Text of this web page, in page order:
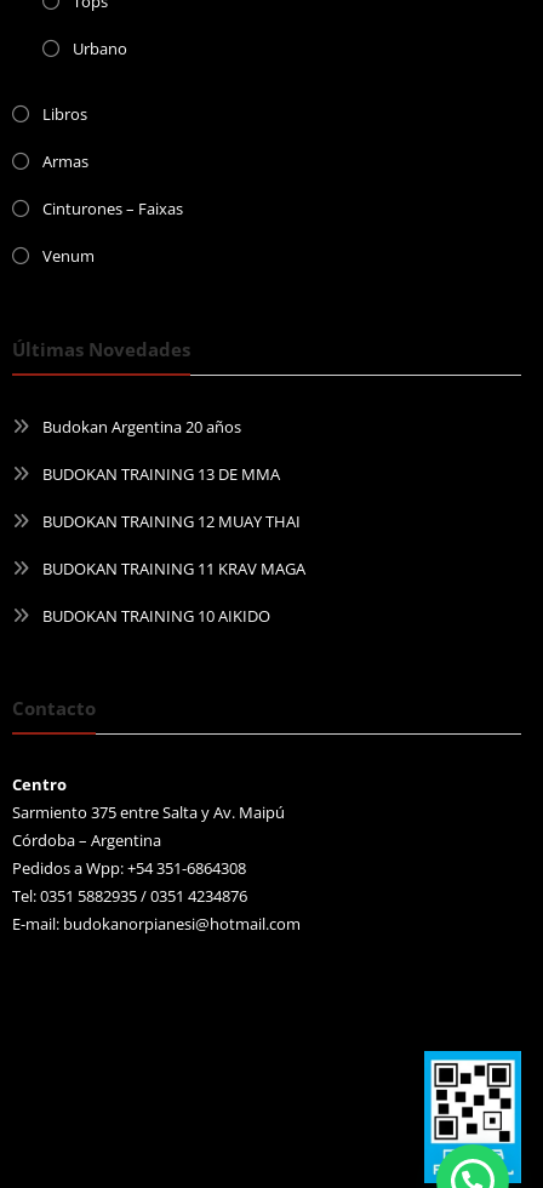
Urbano
Libros
Armas
Cinturones – Faixas
Venum
Últimas Novedades
Budokan Argentina 20 años
BUDOKAN TRAINING 13 DE MMA
BUDOKAN TRAINING 12 MUAY THAI
BUDOKAN TRAINING 11 KRAV MAGA
BUDOKAN TRAINING 10 AIKIDO
Contacto
Centro
Sarmiento 375 entre Salta y Av. Maipú
Córdoba – Argentina
Pedidos a Wpp: +54 351-6864308
Tel: 0351 5882935 / 0351 4234876
E-mail: budokanorpianesi@hotmail.com